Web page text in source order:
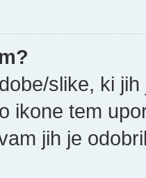
slike, ki
ikone tem
jih je